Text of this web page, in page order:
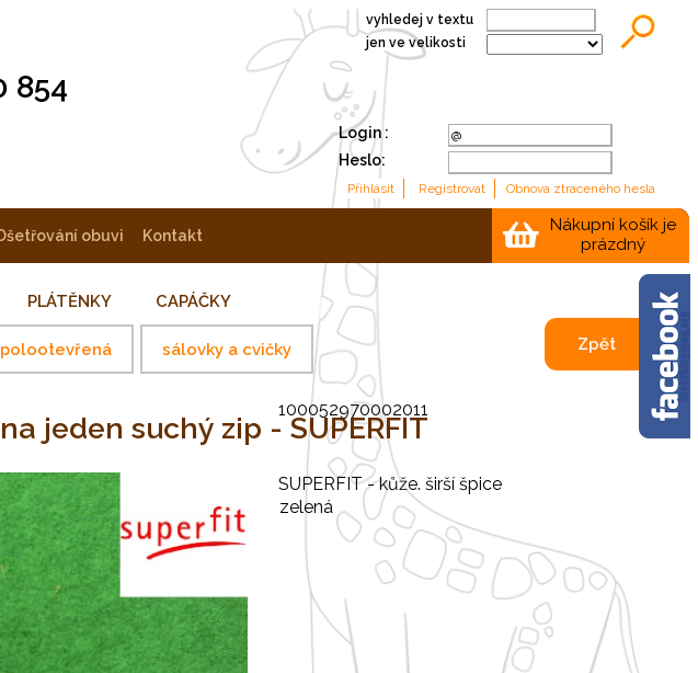
854
vyhledej v textu
jen ve velikosti
Login :
Heslo:
Nákupní košík je
prázdný
ošetřování obuvi kontakt
polootevřená sálovky a cvičky
PLÁTĚNKY CAPÁČKY
jeden suchý zip - SUPERFIT
Zpět
100052970002011
SUPERFIT - kůže. širší špice
zelená